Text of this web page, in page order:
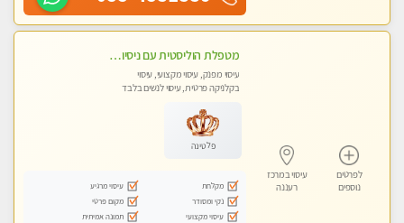
לפרטים
נוספים
עיסוי במרכז
רעננה
מטפלת הוליסטית עם ניסיון מעל עשור. עיסוי הוליסטי לגוף ולנשמה עם שמנים חמים מתאים: לגברים/נשים ונשים בהריון . ומקצועית ברמה גבוהה
עיסוי מפנק, עיסוי מקצועי, עיסוי
בקלניקה פרטית, עיסוי לנשים בלבד
פלטינה
מקלחת
עיסוי מרגיע
נקי ומסודר
מקום פרטי
עיסוי מקצועי
תמונה אמיתית